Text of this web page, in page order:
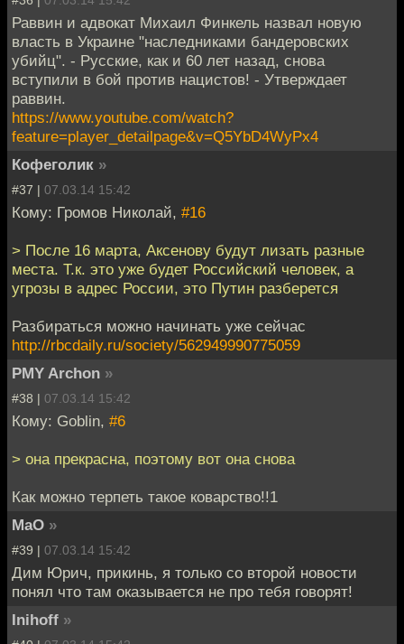
Раввин и адвокат Михаил Финкель назвал новую
власть в Украине "наследниками бандеровских
убийц". - Русские, как и 60 лет назад, снова
вступили в бой против нацистов! - Утверждает
раввин.
https://www.youtube.com/watch?
feature=player_detailpage&v=Q5YbD4WyPx4
Кофеголик »
#37 | 07.03.14 15:42
Кому: Громов Николай, #16
> После 16 марта, Аксенову будут лизать разные
места. Т.к. это уже будет Российский человек, а
угрозы в адрес России, это Путин разберется
Разбираться можно начинать уже сейчас
http://rbcdaily.ru/society/562949990775059
PMY Archon »
#38 | 07.03.14 15:42
Кому: Goblin, #6
> она прекрасна, поэтому вот она снова
Как можно терпеть такое коварство!!1
MaO »
#39 | 07.03.14 15:42
Дим Юрич, прикинь, я только со второй новости
понял что там оказывается не про тебя говорят!
Inihoff »